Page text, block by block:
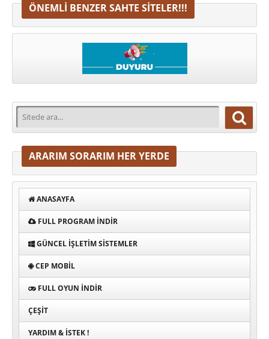
ÖNEMLI BENZER SAHTE SITELER!!!
ARARIM SORARIM HER YERDE
ANASAYFA
FULL PROGRAM INDIR
GÜNCEL İŞLETIM SISTEMLER
CEP MOBIL
FULL OYUN İNDIR
ÇEŞIT
YARDIM & İSTEK !